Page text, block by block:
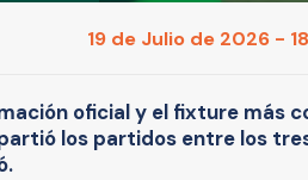
19 de Julio de 2026 -
oficial y el fixture más
los partidos entre los